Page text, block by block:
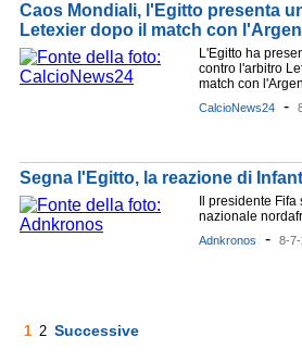
Caos Mondiali, l'Egitto presenta
Letexier dopo il match con
L'Egitto ha
contro l'arbitro
match con
CalcioNews24 -
Segna l'Egitto, la reazione di
Il presidente
nazionale
Adnkronos - 8-
1 2 Successive